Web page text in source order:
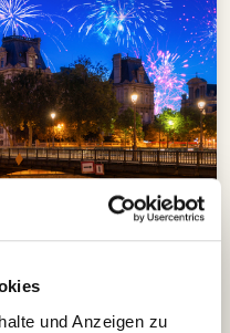
und Anzeigen zu